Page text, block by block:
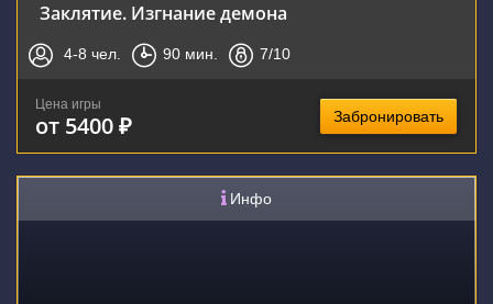
Заклятие. Изгнание демона
4-8 чел. 90 мин. 7/10
Цена игры
от 5400 ₽ Забронировать
Инфо